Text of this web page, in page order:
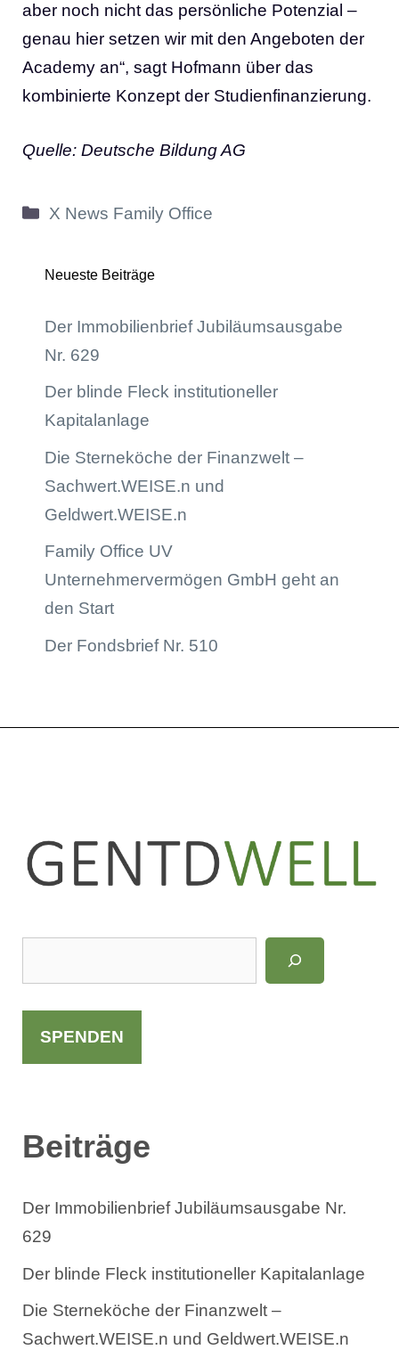
aber noch nicht das persönliche Potenzial –
genau hier setzen wir mit den Angeboten der
Academy an“, sagt Hofmann über das
kombinierte Konzept der Studienfinanzierung.
Quelle: Deutsche Bildung AG
Kategorien
X News Family Office
Neueste Beiträge
Der Immobilienbrief Jubiläumsausgabe
Nr. 629
Der blinde Fleck institutioneller
Kapitalanlage
Die Sterneköche der Finanzwelt –
Sachwert.WEISE.n und
Geldwert.WEISE.n
Family Office UV
Unternehmervermögen GmbH geht an
den Start
Der Fondsbrief Nr. 510
u
c
e
SPENDEN
Beiträge
Der Immobilienbrief Jubiläumsausgabe Nr.
629
Der blinde Fleck institutioneller Kapitalanlage
Die Sterneköche der Finanzwelt –
Sachwert.WEISE.n und Geldwert.WEISE.n